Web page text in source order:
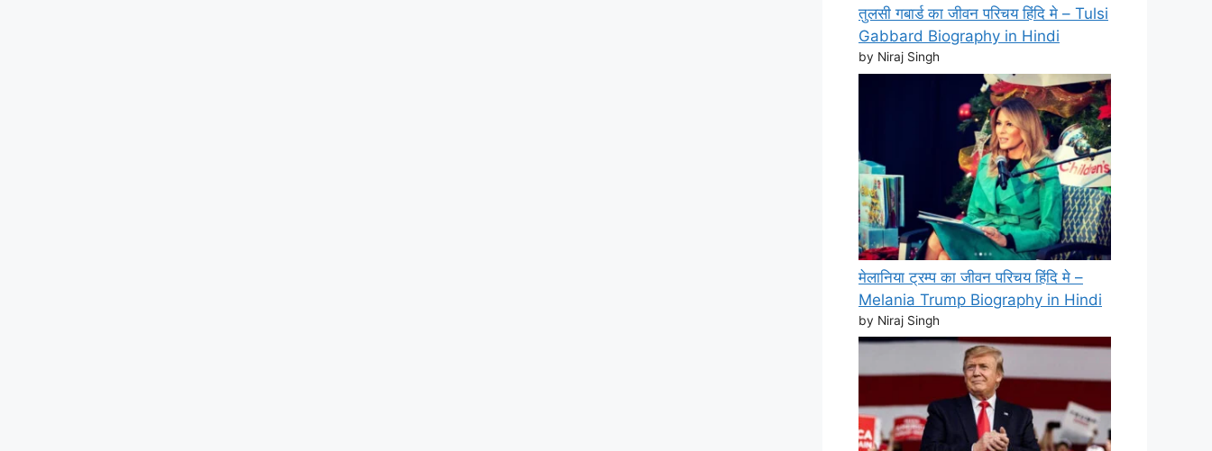
तुलसी गबार्ड का जीवन परिचय हिंदि मे – Tulsi
Gabbard Biography in Hindi
by Niraj Singh
मेलानिया ट्रम्प का जीवन परिचय हिंदि मे –
Melania Trump Biography in Hindi
by Niraj Singh